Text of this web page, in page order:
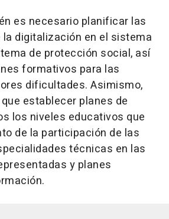
es necesario planificar las
digitalización en el sistema
de protección social, así
formativos para las
dificultades. Asimismo,
establecer planes de
los niveles educativos que
de la participación de las
técnicas en las
y planes